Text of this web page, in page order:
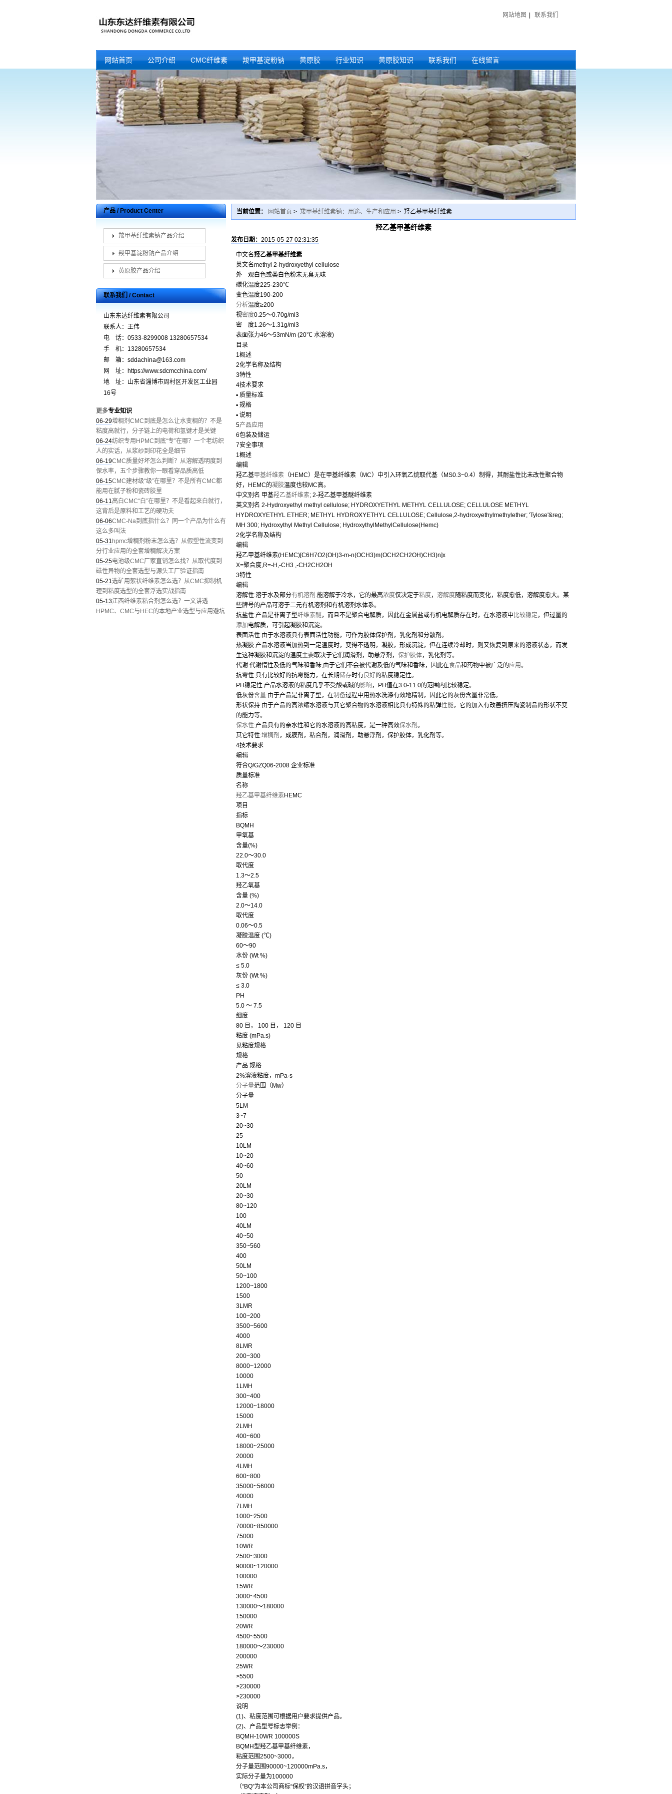
网站地图 联系我们
网站首页 公司介绍 CMC纤维素 羧甲基淀粉钠 黄原胶 行业知识 黄原胶知识 联系我们 在线留言
产品 / Product Center
羧甲基纤维素钠产品介绍
羧甲基淀粉钠产品介绍
黄原胶产品介绍
联系我们 / Contact
山东东达纤维素有限公司
联系人：王伟
电 话：0533-8299008 13280657534
手 机：13280657534
邮 箱：sddachina@163.com
网 址：https://www.sdcmcchina.com/
地 址：山东省淄博市周村区开发区工业园
16号
更多专业知识
06-29增稠剂CMC到底是怎么让水变稠的？不是
粘度高就行，分子链上的电荷和氢键才是关键
06-24纺织专用HPMC到底“专”在哪？一个老纺织
人的实话，从浆纱到印花全是细节
06-19CMC质量好坏怎么判断？从溶解透明度到
保水率，五个步骤教你一眼看穿品质高低
06-15CMC建材级“级”在哪里？不是所有CMC都
能用在腻子粉和瓷砖胶里
06-11高白CMC“白”在哪里？不是看起来白就行，
这背后是原料和工艺的硬功夫
06-06CMC-Na到底指什么？同一个产品为什么有
这么多叫法
05-31 hpmc增稠剂粉末怎么选？从假塑性流变到
分行业应用的全套增稠解决方案
05-25电池级CMC厂家直销怎么找？从取代度到
磁性异物的全套选型与源头工厂验证指南
05-21选矿用絮状纤维素怎么选？从CMC抑制机
理到粘度选型的全套浮选实战指南
05-13江西纤维素粘合剂怎么选？一文讲透
HPMC、CMC与HEC的本地产业选型与应用避坑
当前位置： 网站首页 > 羧甲基纤维素钠：用途、生产和应用 > 羟乙基甲基纤维素
羟乙基甲基纤维素
发布日期： 2015-05-27 02:31:35
中文名羟乙基甲基纤维素
英文名methyl 2-hydroxyethyl cellulose
外 观白色或类白色粉末无臭无味
碳化温度225-230℃
变色温度190-200
分析温度≥200
视密度0.25～0.70g/ml3
密 度1.26～1.31g/ml3
表面张力46～53mN/m (20℃ 水溶液)
目录
1概述
2化学名称及结构
3特性
4技术要求
▪ 质量标准
▪ 规格
▪ 说明
5产品应用
6包装及储运
7安全事项
1概述
编辑
羟乙基甲基纤维素 （HEMC）是在甲基纤维素（MC）中引入环氧乙烷取代基（MS0.3~0.4）制得，其耐盐性比未改性聚合物
好，HEMC的凝胶温度也较MC高。
中文别名 甲基羟乙基纤维素; 2-羟乙基甲基醚纤维素
英文别名 2-Hydroxyethyl methyl cellulose; HYDROXYETHYL METHYL CELLULOSE; CELLULOSE METHYL
HYDROXYETHYL ETHER; METHYL HYDROXYETHYL CELLULOSE; Cellulose,2-hydroxyethylmethylether; 'Tylose'&reg;
MH 300; Hydroxythyl Methyl Cellulose; HydroxythylMethylCellulose(Hemc)
2化学名称及结构
编辑
羟乙甲基纤维素(HEMC)[C6H7O2(OH)3-m-n(OCH3)m(OCH2CH2OH)CH3)n]x
X=聚合度,R=-H,-CH3 ,-CH2CH2OH
3特性
编辑
溶解性:溶于水及部分有机溶剂 .能溶解于冷水，它的最高浓度仅决定于粘度， 溶解度随粘度而变化，粘度愈低，溶解度愈大。某
些牌号的产品可溶于二元有机溶剂和有机溶剂水体系。
抗盐性:产品是非离子型纤维素醚，而且不是聚合电解质，因此在金属盐或有机电解质存在时，在水溶液中 比较稳定 ，但过量的
添加 电解质，可引起凝胶和沉淀。
表面活性:由于水溶液具有表面活性功能，可作为胶体保护剂，乳化剂和分散剂。
热凝胶:产品水溶液当加热到一定温度时，变得不透明，凝胶，形成沉淀，但在连续冷却时，则又恢复到原来的溶液状态，而发
生这种凝胶和沉淀的温度主要取决于它们润滑剂，助悬浮剂， 保护胶体，乳化剂等。
代谢:代谢惰性及低的气味和香味,由于它们不会被代谢及低的气味和香味，因此在食品和药物中被广泛的应用。
抗霉性:具有比较好的抗霉能力，在长期储存时有 良好的粘度稳定性。
PH稳定性:产品水溶液的粘度几乎不受酸或碱的影响 ，PH值在3.0-11.0的范围内比较稳定。
低灰份含量:由于产品是非离子型，在制备过程中用热水洗涤有效地精制，因此它的灰份含量非常低。
形状保持:由于产品的高浓缩水溶液与其它聚合物的水溶液相比具有特殊的粘弹性能，它的加入有改善挤压陶瓷制品的形状不变
的能力等。
保水性:产品具有的亲水性和它的水溶液的高粘度，是一种高效保水剂 。
其它特性:增稠剂 ，成膜剂，粘合剂，润滑剂，助悬浮剂，保护胶体，乳化剂等。
4技术要求
编辑
符合Q/GZQ06-2008 企业标准
质量标准
名称
羟乙基甲基纤维素HEMC
项目
指标
BQMH
甲氧基
含量(%)
22.0～30.0
取代度
1.3～2.5
羟乙氧基
含量 (%)
2.0～14.0
取代度
0.06～0.5
凝胶温度 (℃)
60～90
水份 (Wt %)
≤ 5.0
灰份 (Wt %)
≤ 3.0
PH
5.0 ～ 7.5
细度
80 目， 100 目， 120 目
粘度 (mPa.s)
见粘度规格
规格
产品 规格
2%溶液粘度，mPa·s
分子量范围（Mw）
分子量
5LM
3~7
20~30
25
10LM
10~20
40~60
50
20LM
20~30
80~120
100
40LM
40~50
350~560
400
50LM
50~100
1200~1800
1500
3LMR
100~200
3500~5600
4000
8LMR
200~300
8000~12000
10000
1LMH
300~400
12000~18000
15000
2LMH
400~600
18000~25000
20000
4LMH
600~800
35000~56000
40000
7LMH
1000~2500
70000~850000
75000
10WR
2500~3000
90000~120000
100000
15WR
3000~4500
130000～180000
150000
20WR
4500~5500
180000～230000
200000
25WR
>5500
>230000
>230000
说明
(1)、粘度范围可根据用户要求提供产品。
(2)、产品型号标志举例：
BQMH-10WR 100000S
BQMH型羟乙基甲基纤维素，
粘度范围2500~3000，
分子量范围90000~120000mPa.s，
实际分子量为100000
（“BQ”为本公司商标“保权”的汉语拼音字头；